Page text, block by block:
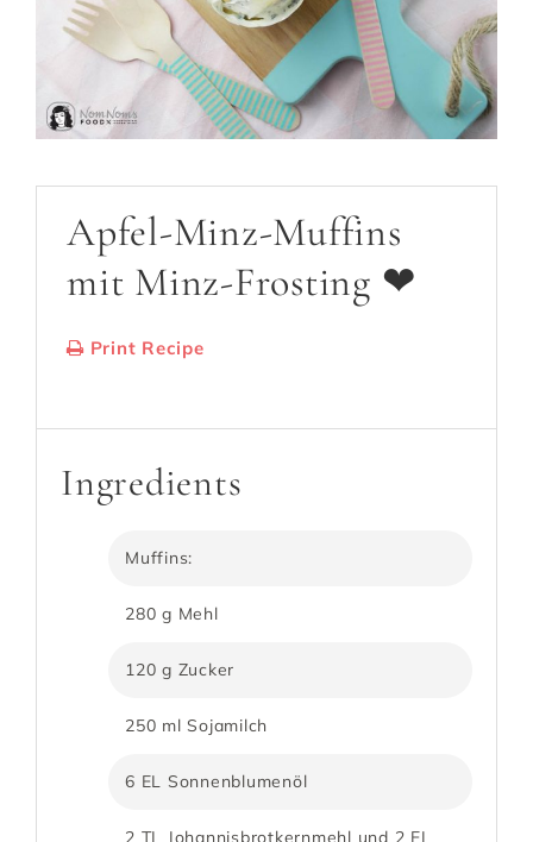
Apfel-Minz-Muffins
mit Minz-Frosting ❤
Print Recipe
Ingredients
Muffins:
280 g Mehl
120 g Zucker
250 ml Sojamilch
6 EL Sonnenblumenöl
2 TL Johannisbrotkernmehl und 2 EL